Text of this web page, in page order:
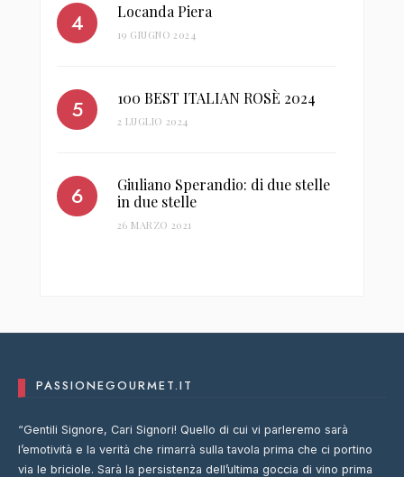
Locanda Piera
19 GIUGNO 2024
100 BEST ITALIAN ROSÈ 2024
2 LUGLIO 2024
Giuliano Sperandio: di due stelle
in due stelle
26 MARZO 2021
PASSIONEGOURMET.IT
“Gentili Signore, Cari Signori! Quello di cui vi parleremo sarà
l’emotività e la verità che rimarrà sulla tavola prima che ci portino
via le briciole. Sarà la persistenza dell’ultima goccia di vino prima